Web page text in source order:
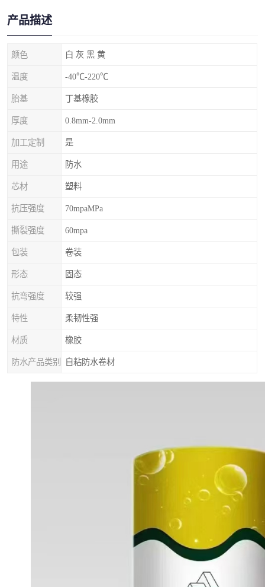
产品描述
颜色 白 灰 黑 黄
温度 -40℃-220℃
胎基 丁基橡胶
厚度 0.8mm-2.0mm
加工定制 是
用途 防水
芯材 塑料
抗压强度 70mpaMPa
撕裂强度 60mpa
包装 卷装
形态 固态
抗弯强度 较强
特性 柔韧性强
材质 橡胶
防水产品类别 自粘防水卷材